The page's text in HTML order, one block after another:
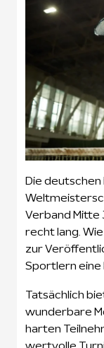
Die
Verband Mitte
recht lang.
zur
Sportlern eine
Tatsächlich
wunderbare
harten